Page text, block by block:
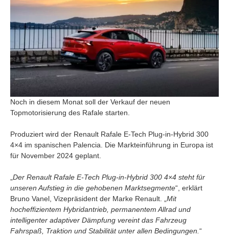
Noch in diesem Monat soll der Verkauf der neuen
Topmotorisierung des Rafale starten.
Produziert wird der Renault Rafale E-Tech Plug-in-Hybrid 300
4×4 im spanischen Palencia. Die Markteinführung in Europa ist
für November 2024 geplant.
„Der Renault Rafale E-Tech Plug-in-Hybrid 300 4×4 steht für
unseren Aufstieg in die gehobenen Marktsegmente“, erklärt
Bruno Vanel, Vizepräsident der Marke Renault. „Mit
hocheffizientem Hybridantrieb, permanentem Allrad und
intelligenter adaptiver Dämpfung vereint das Fahrzeug
Fahrspaß, Traktion und Stabilität unter allen Bedingungen.“